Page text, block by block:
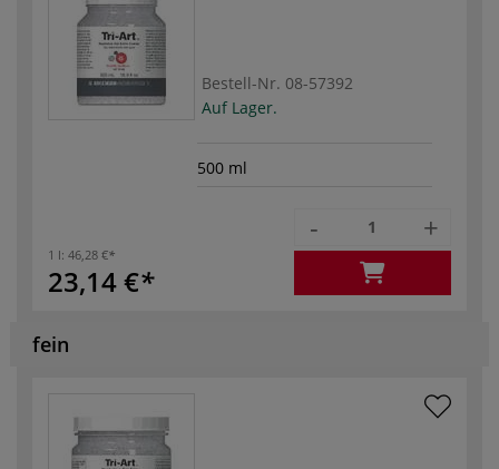
Bestell-Nr. 08-57392
Auf Lager.
500 ml
1 l: 46,28 €
23,14 €
- +
fein